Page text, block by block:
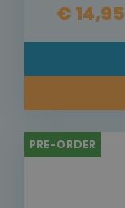
€ 14,95
PRE-ORDER